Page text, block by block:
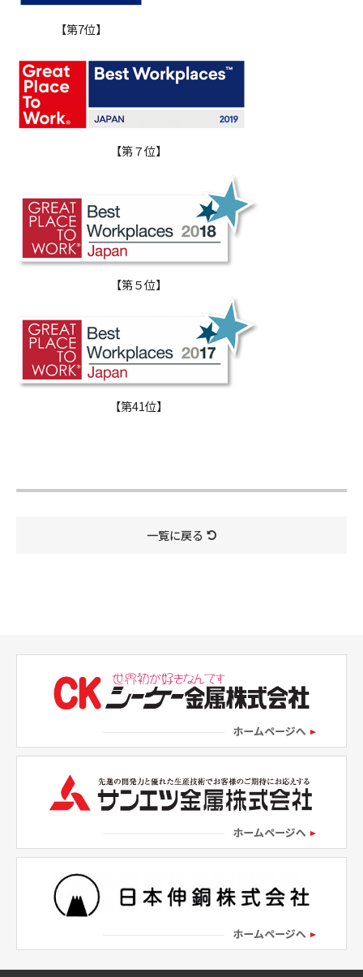
【第7位】
【第７位】
【第５位】
【第41位】
一覧に戻る